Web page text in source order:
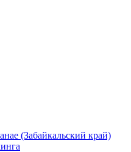
(Забайкальский край)